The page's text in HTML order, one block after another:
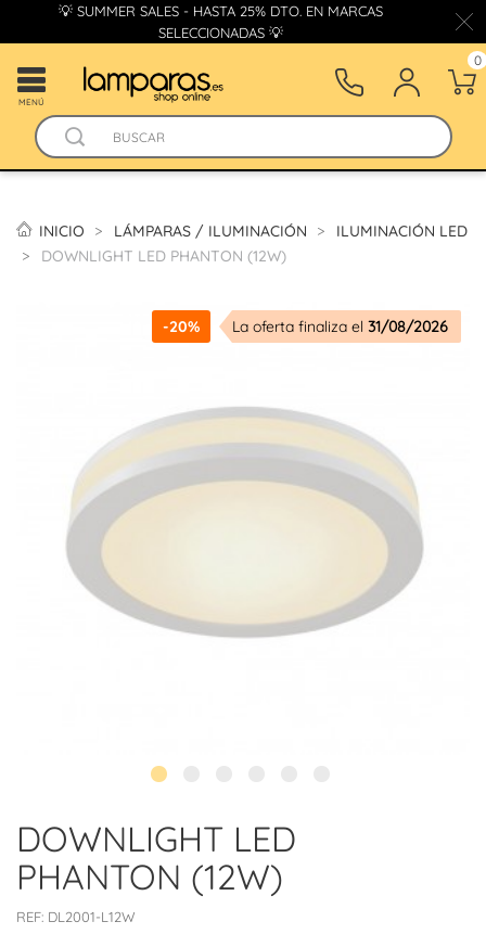
💡 SUMMER SALES - HASTA 25% DTO. EN MARCAS
SELECCIONADAS 💡
MENÚ
0
INICIO LÁMPARAS / ILUMINACIÓN
ILUMINACIÓN LED
DOWNLIGHT LED PHANTON (12W)
-20% La oferta finaliza el 31/08/2026
DOWNLIGHT LED
PHANTON (12W)
REF: DL2001-L12W